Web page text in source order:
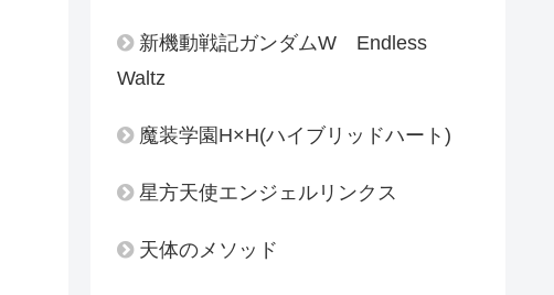
新機動戦記ガンダムW Endless
Waltz
魔装学園H×H(ハイブリッドハート)
星方天使エンジェルリンクス
天体のメソッド